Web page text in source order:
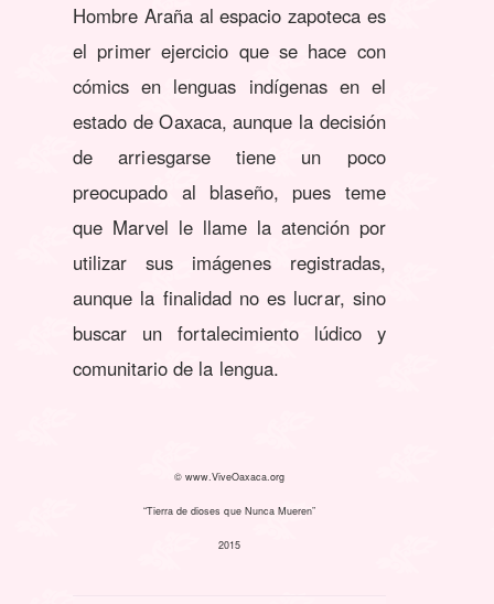
Hombre Araña al espacio zapoteca es
el primer ejercicio que se hace con
cómics en lenguas indígenas en el
estado de Oaxaca, aunque la decisión
de arriesgarse tiene un poco
preocupado al blaseño, pues teme
que Marvel le llame la atención por
utilizar sus imágenes registradas,
aunque la finalidad no es lucrar, sino
buscar un fortalecimiento lúdico y
comunitario de la lengua.
© www.ViveOaxaca.org
“Tierra de dioses que Nunca Mueren”
2015